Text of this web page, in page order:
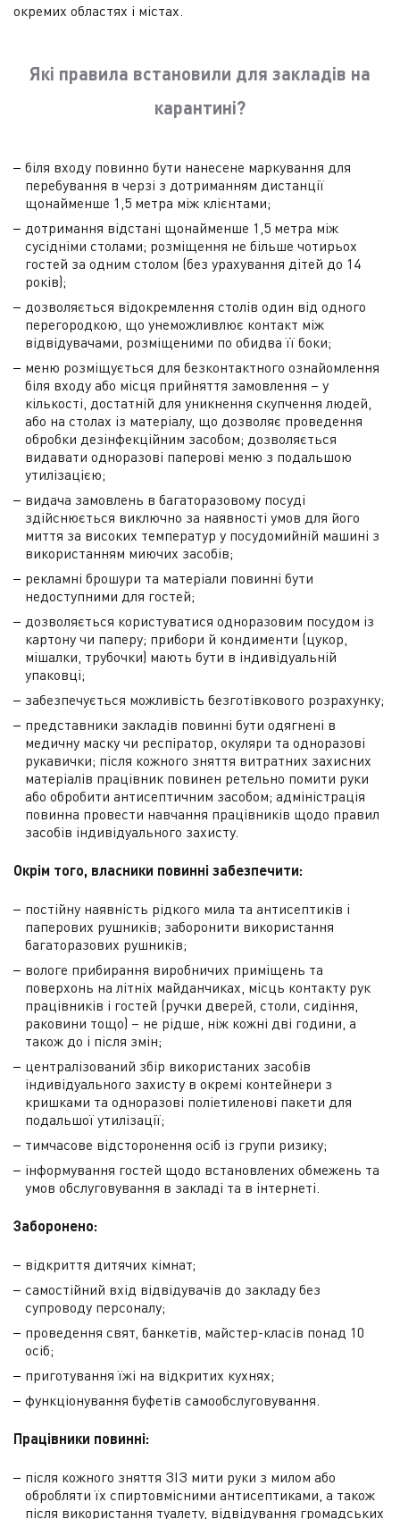
окремих областях і містах.
Які правила встановили для закладів на
карантині?
біля входу повинно бути нанесене маркування для
перебування в черзі з дотриманням дистанції
щонайменше 1,5 метра між клієнтами;
дотримання відстані щонайменше 1,5 метра між
сусідніми столами; розміщення не більше чотирьох
гостей за одним столом (без урахування дітей до 14
років);
дозволяється відокремлення столів один від одного
перегородкою, що унеможливлює контакт між
відвідувачами, розміщеними по обидва її боки;
меню розміщується для безконтактного ознайомлення
біля входу або місця прийняття замовлення – у
кількості, достатній для уникнення скупчення людей,
або на столах із матеріалу, що дозволяє проведення
обробки дезінфекційним засобом; дозволяється
видавати одноразові паперові меню з подальшою
утилізацією;
видача замовлень в багаторазовому посуді
здійснюється виключно за наявності умов для його
миття за високих температур у посудомийній машині з
використанням миючих засобів;
рекламні брошури та матеріали повинні бути
недоступними для гостей;
дозволяється користуватися одноразовим посудом із
картону чи паперу; прибори й кондименти (цукор,
мішалки, трубочки) мають бути в індивідуальній
упаковці;
забезпечується можливість безготівкового розрахунку;
представники закладів повинні бути одягнені в
медичну маску чи респіратор, окуляри та одноразові
рукавички; після кожного зняття витратних захисних
матеріалів працівник повинен ретельно помити руки
або обробити антисептичним засобом; адміністрація
повинна провести навчання працівників щодо правил
засобів індивідуального захисту.
Окрім того, власники повинні забезпечити:
постійну наявність рідкого мила та антисептиків і
паперових рушників; заборонити використання
багаторазових рушників;
вологе прибирання виробничих приміщень та
поверхонь на літніх майданчиках, місць контакту рук
працівників і гостей (ручки дверей, столи, сидіння,
раковини тощо) – не рідше, ніж кожні дві години, а
також до і після змін;
централізований збір використаних засобів
індивідуального захисту в окремі контейнери з
кришками та одноразові поліетиленові пакети для
подальшої утилізації;
тимчасове відсторонення осіб із групи ризику;
інформування гостей щодо встановлених обмежень та
умов обслуговування в закладі та в інтернеті.
Заборонено:
відкриття дитячих кімнат;
самостійний вхід відвідувачів до закладу без
супроводу персоналу;
проведення свят, банкетів, майстер-класів понад 10
осіб;
приготування їжі на відкритих кухнях;
функціонування буфетів самообслуговування.
Працівники повинні:
після кожного зняття ЗІЗ мити руки з милом або
обробляти їх спиртовмісними антисептиками, а також
після використання туалету, відвідування громадських